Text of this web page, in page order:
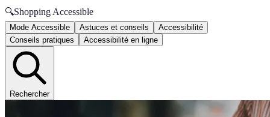
🔍Shopping Accessible
Mode Accessible Astuces et conseils
Accessibilité
Conseils pratiques
Accessibilité en ligne
Rechercher